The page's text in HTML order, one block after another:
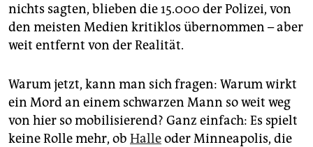
nichts sagten, blieben die 15.000 der Polizei, von
den meisten Medien kritiklos übernommen – aber
weit entfernt von der Realität.
Warum jetzt, kann man sich fragen: Warum wirkt
ein Mord an einem schwarzen Mann so weit weg
von hier so mobilisierend? Ganz einfach: Es spielt
keine Rolle mehr, ob Halleoder Minneapolis, die